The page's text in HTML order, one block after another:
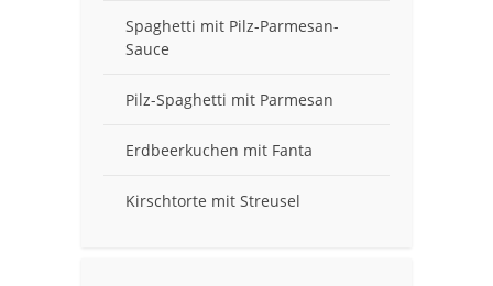
Spaghetti mit Pilz-Parmesan-
Sauce
Pilz-Spaghetti mit Parmesan
Erdbeerkuchen mit Fanta
Kirschtorte mit Streusel